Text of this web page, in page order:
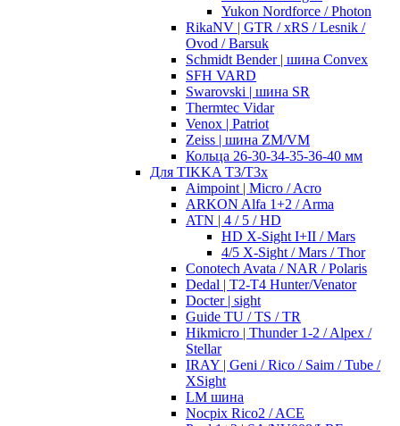
Yukon Nordforce / Photon
RikaNV | GTR / xRS / Lesnik /
Ovod / Barsuk
Schmidt Bender | шина Convex
SFH VARD
Swarovski | шина SR
Thermtec Vidar
Venox | Patriot
Zeiss | шина ZM/VM
Кольца 26-30-34-35-36-40 мм
Для TIKKA T3/T3x
Aimpoint | Micro / Acro
ARKON Alfa 1+2 / Arma
ATN | 4 / 5 / HD
HD X-Sight I+II / Mars
4/5 X-Sight / Mars / Thor
Conotech Avata / NAR / Polaris
Dedal | T2-T4 Hunter/Venator
Docter | sight
Guide TU / TS / TR
Hikmicro | Thunder 1-2 / Alpex /
Stellar
IRAY | Geni / Rico / Saim / Tube /
XSight
LM шина
Nocpix Rico2 / ACE